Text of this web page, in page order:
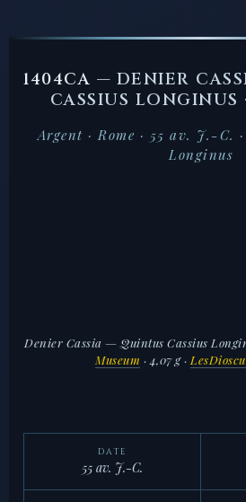
1404CA — DENIER
CASSIUS LONGINUS
Argent · Rome · 55 av. J.-C.
Longinus
Denier Cassia — Quintus Cassius
Museum · 4,07 g ·
DATE
55 av. J.-C.